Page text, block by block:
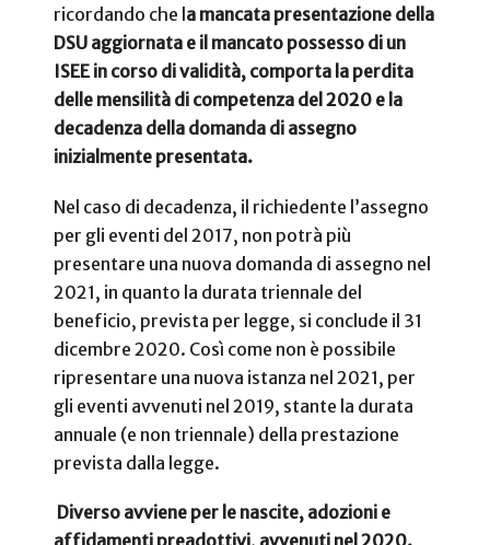
ricordando che l a mancata presentazione della
DSU aggiornata e il mancato possesso di un
ISEE in corso di validità, comporta la perdita
delle mensilità di competenza del 2020 e la
decadenza della domanda di assegno
inizialmente presentata.
Nel caso di decadenza, il richiedente l’assegno
per gli eventi del 2017, non potrà più
presentare una nuova domanda di assegno nel
2021, in quanto la durata triennale del
beneficio, prevista per legge, si conclude il 31
dicembre 2020. Così come non è possibile
ripresentare una nuova istanza nel 2021, per
gli eventi avvenuti nel 2019, stante la durata
annuale (e non triennale) della prestazione
prevista dalla legge.
Diverso avviene per le nascite, adozioni e
affidamenti preadottivi, avvenuti nel 2020.